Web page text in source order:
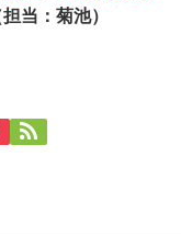
当：菊池）